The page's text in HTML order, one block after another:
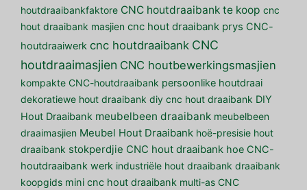
houtdraaibankfaktore CNC houtdraaibank te koop cnc
hout draaibank masjien cnc hout draaibank prys CNC-
houtdraaiwerk cnc houtdraaibank CNC
houtdraaimasjien CNC houtbewerkingsmasjien
kompakte CNC-houtdraaibank persoonlike houtdraai
dekoratiewe hout draaibank diy cnc hout draaibank DIY
Hout Draaibank meubelbeen draaibank meubelbeen
draaimasjien Meubel Hout Draaibank hoë-presisie hout
draaibank stokperdjie CNC hout draaibank hoe CNC-
houtdraaibank werk industriële hout draaibank draaibank
koopgids mini cnc hout draaibank multi-as CNC